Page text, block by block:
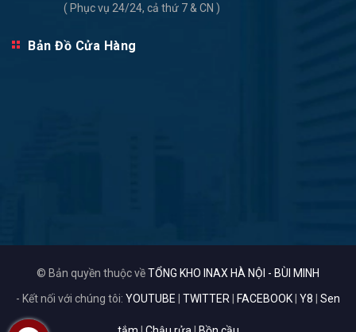
( Phục vụ 24/24, cả thứ 7 & CN )
Bản Đồ Cửa Hàng
© Bản quyền thuộc vềTỔNG KHO INAX HÀ NỘI - BÙI MINH
- Kết nối với chúng tôi: YOUTUBE TWITTER FACEBOOK Y8 Sen